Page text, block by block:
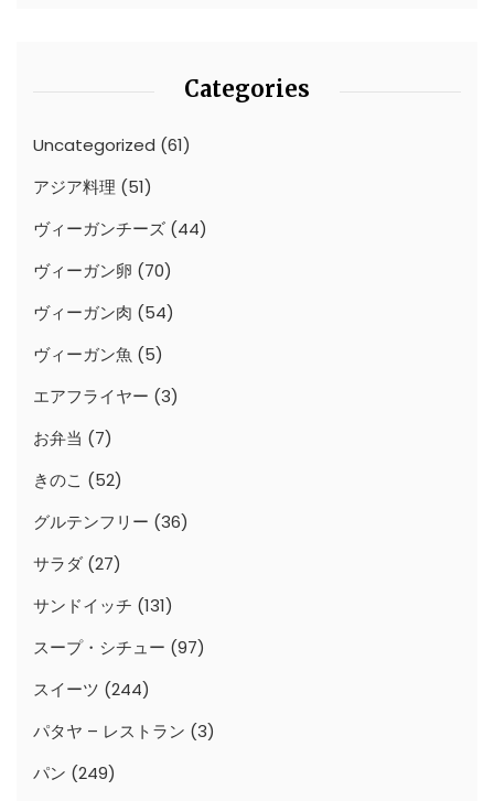
Categories
Uncategorized (61)
アジア料理 (51)
ヴィーガンチーズ (44)
ヴィーガン卵 (70)
ヴィーガン肉 (54)
ヴィーガン魚 (5)
エアフライヤー (3)
お弁当 (7)
きのこ (52)
グルテンフリー (36)
サラダ (27)
サンドイッチ (131)
スープ・シチュー (97)
スイーツ (244)
パタヤ – レストラン (3)
パン (249)